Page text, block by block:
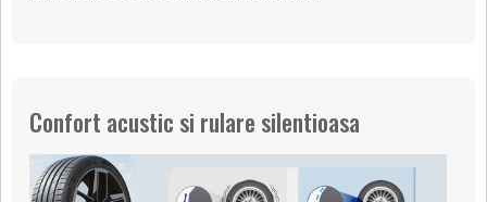
Confort acustic si rulare silentioasa